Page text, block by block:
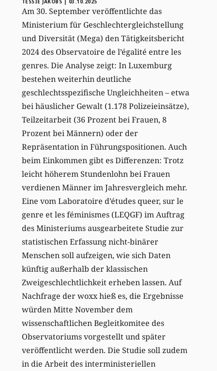
Am 30. September veröffentlichte das
Ministerium für Geschlechtergleichstellung
und Diversität (Mega) den Tätigkeitsbericht
2024 des Observatoire de l’égalité entre les
genres. Die Analyse zeigt: In Luxemburg
bestehen weiterhin deutliche
geschlechtsspezifische Ungleichheiten – etwa
bei häuslicher Gewalt (1.178 Polizeieinsätze),
Teilzeitarbeit (36 Prozent bei Frauen, 8
Prozent bei Männern) oder der
Repräsentation in Führungspositionen. Auch
beim Einkommen gibt es Differenzen: Trotz
leicht höherem Stundenlohn bei Frauen
verdienen Männer im Jahresvergleich mehr.
Eine vom Laboratoire d’études queer, sur le
genre et les féminismes (LEQGF) im Auftrag
des Ministeriums ausgearbeitete Studie zur
statistischen Erfassung nicht-binärer
Menschen soll aufzeigen, wie sich Daten
künftig außerhalb der klassischen
Zweigeschlechtlichkeit erheben lassen. Auf
Nachfrage der woxx hieß es, die Ergebnisse
würden Mitte November dem
wissenschaftlichen Begleitkomitee des
Observatoriums vorgestellt und später
veröffentlicht werden. Die Studie soll zudem
in die Arbeit des interministeriellen